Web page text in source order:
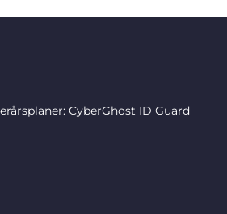
CyberGhost ID Guard